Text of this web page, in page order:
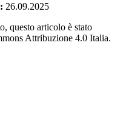
26.09.2025
questo articolo è stato
Attribuzione 4.0 Italia.